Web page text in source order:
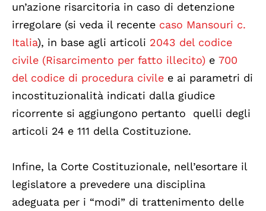
un’azione risarcitoria in caso di detenzione
irregolare (si veda il recente caso Mansouri c.
Italia), in base agli articoli 2043 del codice
civile (Risarcimento per fatto illecito) e 700
del codice di procedura civile e ai parametri di
incostituzionalità indicati dalla giudice
ricorrente si aggiungono pertanto quelli degli
articoli 24 e 111 della Costituzione.
Infine, la Corte Costituzionale, nell’esortare il
legislatore a prevedere una disciplina
adeguata per i “modi” di trattenimento delle